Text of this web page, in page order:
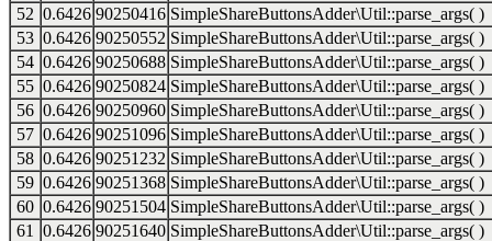
52 0.6426 90250416 SimpleShareButtonsAdder\Util::parse_args( )
53 0.6426 90250552 SimpleShareButtonsAdder\Util::parse_args( )
54 0.6426 90250688 SimpleShareButtonsAdder\Util::parse_args( )
55 0.6426 90250824 SimpleShareButtonsAdder\Util::parse_args( )
56 0.6426 90250960 SimpleShareButtonsAdder\Util::parse_args( )
57 0.6426 90251096 SimpleShareButtonsAdder\Util::parse_args( )
58 0.6426 90251232 SimpleShareButtonsAdder\Util::parse_args( )
59 0.6426 90251368 SimpleShareButtonsAdder\Util::parse_args( )
60 0.6426 90251504 SimpleShareButtonsAdder\Util::parse_args( )
61
0.6426 90251640 SimpleShareButtonsAdder\Util::parse_args( )